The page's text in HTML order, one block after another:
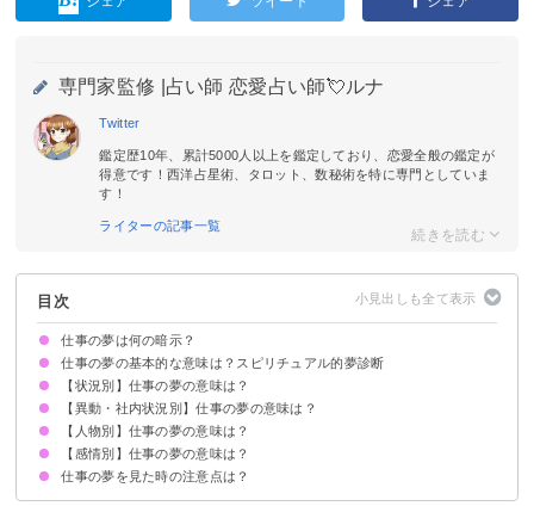
専門家監修 | 占い師 恋愛占い師💘ルナ
Twitter
鑑定歴10年、累計5000人以上を鑑定しており、恋愛全般の鑑定が
得意です！西洋占星術、タロット、数秘術を特に専門としていま
す！
ライターの記事一覧
目次
仕事の夢は何の暗示？
仕事の夢の基本的な意味は？スピリチュアル的夢診断
勤労意欲や仕事状況の暗示
状況によって意味が決まる
【状況別】仕事の夢の意味は？
仕事が終わらない夢【吉夢・警告夢】
仕事で失敗する夢【凶夢】
仕事が忙しい夢【警告夢】
仕事に追われる夢【警告夢】
仕事を休む夢【願望夢】
仕事で無断欠勤してしまう夢【警告夢】
仕事で迷惑をかける夢【凶夢】
仕事をサボる夢【警告夢】
大きい仕事を任される夢【吉夢】
仕事ができない夢【凶夢】
仕事でトラブルに巻き込まれる夢【警告夢】
仕事の休憩時間の夢【吉夢】
仕事で怒られる夢【吉夢】
仕事で遅刻してしまう夢【凶夢】
仕事で会議（ミーティング）する夢【吉夢】
仕事を教わる夢【吉夢】
【異動・社内状況別】仕事の夢の意味は？
仕事で異動になる夢【吉夢・警告夢】
仕事で左遷される夢【逆夢】
仕事で昇進・出世する夢【吉夢】
仕事で評価されない夢【吉夢】
仕事を辞める夢【警告夢】
仕事をクビになる【警告夢】
仕事を転職する夢【警告夢】
仕事を転勤する夢【吉夢】
仕事を探す夢【吉夢】
仕事で辞表を出す夢【凶夢】
【人物別】仕事の夢の意味は？
上司の夢【吉夢・警告夢】
部下の夢【警告夢】
社長が出てくる夢【吉夢・警告夢】
同僚の夢【吉夢】
お客様の夢【吉夢・警告夢】
【感情別】仕事の夢の意味は？
仕事で泣く夢【警告夢】
仕事で疲れる夢【警告夢】
仕事が嫌になる夢【警告夢】
仕事が楽しい夢【吉夢】
仕事の夢を見た時の注意点は？
十分な休息を取る
ハードワークに注意する